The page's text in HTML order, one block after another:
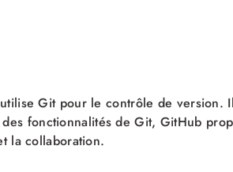
Git pour le contrôle de version.
fonctionnalités de Git, GitHub
la collaboration.